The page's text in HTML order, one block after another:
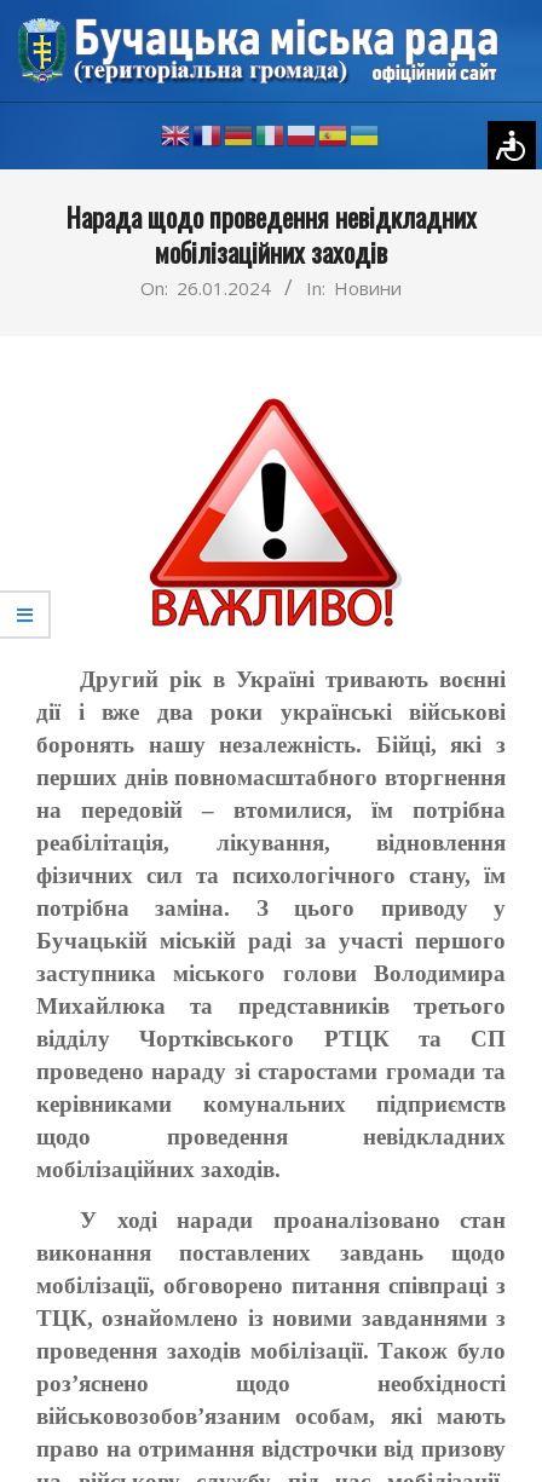
Skip
content
NavigationНарада щодо проведення невідкладних
мобілізаційних заходів
On: 26.01.2024 In: Новини
Другий рік в Україні тривають воєнні
дії і вже два роки українські військові
боронять нашу незалежність. Бійці, які з
перших днів повномасштабного вторгнення
на передовій – втомилися, їм потрібна
реабілітація, лікування, відновлення
фізичних сил та психологічного стану, їм
потрібна заміна. З цього приводу у
Бучацькій міській раді за участі першого
заступника міського голови Володимира
Михайлюка та представників третього
відділу Чортківського РТЦК та СП
проведено нараду зі старостами громади та
керівниками комунальних підприємств
щодо проведення невідкладних
мобілізаційних заходів.
У ході наради проаналізовано стан
виконання поставлених завдань щодо
мобілізації, обговорено питання співпраці з
ТЦК, ознайомлено із новими завданнями з
проведення заходів мобілізації. Також було
роз’яснено щодо необхідності
військовозобов’язаним особам, які мають
право на отримання відстрочки від призову